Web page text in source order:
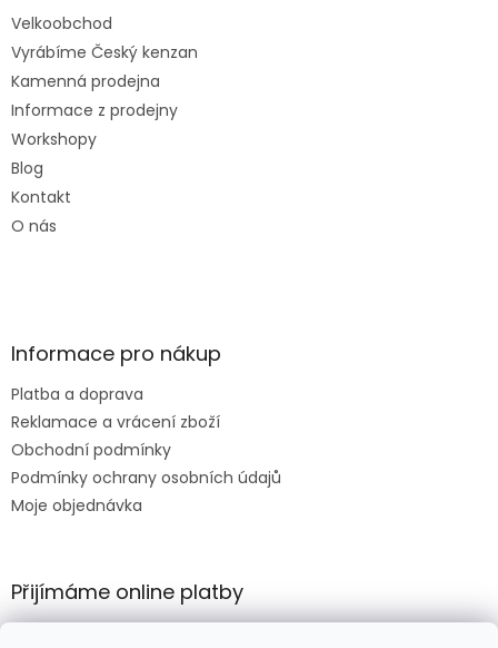
Velkoobchod
Vyrábíme Český kenzan
Kamenná prodejna
Informace z prodejny
Workshopy
Blog
Kontakt
O nás
Informace pro nákup
Platba a doprava
Reklamace a vrácení zboží
Obchodní podmínky
Podmínky ochrany osobních údajů
Moje objednávka
Přijímáme online platby